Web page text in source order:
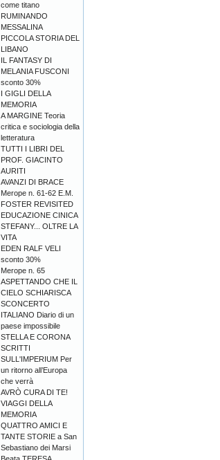
come titano
RUMINANDO
MESSALINA
PICCOLA STORIA DEL
LIBANO
IL FANTASY DI
MELANIA FUSCONI
sconto 30%
I GIGLI DELLA
MEMORIA
A MARGINE Teoria
critica e sociologia della
letteratura
TUTTI I LIBRI DEL
PROF. GIACINTO
AURITI
AVANZI DI BRACE
Merope n. 61-62 E.M.
FOSTER REVISITED
EDUCAZIONE CINICA
STEFANY... OLTRE LA
VITA
EDEN RALF VELI
sconto 30%
Merope n. 65
ASPETTANDO CHE IL
CIELO SCHIARISCA
SCONCERTO
ITALIANO Diario di un
paese impossibile
STELLA E CORONA
SCRITTI
SULL'IMPERIUM Per
un ritorno all’Europa
che verrà
AVRÒ CURA DI TE!
VIAGGI DELLA
MEMORIA
QUATTRO AMICI E
TANTE STORIE a San
Sebastiano dei Marsi